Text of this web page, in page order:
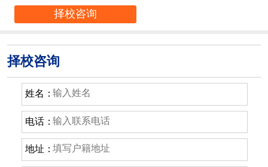
择校咨询
择校咨询
姓名：
电话：
地址：